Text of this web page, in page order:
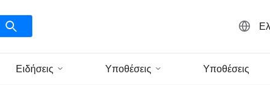
Ειδήσεις Υποθέσεις Υποθέσεις